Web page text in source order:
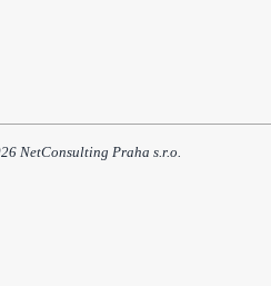
NetConsulting Praha s.r.o.